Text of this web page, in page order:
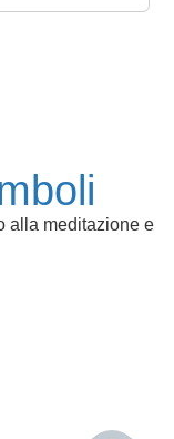
alla meditazione e